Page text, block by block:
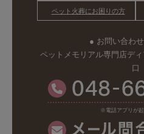
ペット火葬にお困りの方
● お問い合わ
ペットメモリアル専門店デ
口
※電話アプリが起